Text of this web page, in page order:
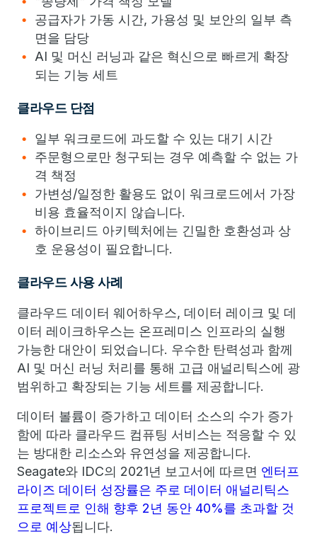
공급자가 가동 시간, 가용성 및 보안의 일부 측
면을 담당
AI 및 머신 러닝과 같은 혁신으로 빠르게 확장
되는 기능 세트
클라우드 단점
일부 워크로드에 과도할 수 있는 대기 시간
주문형으로만 청구되는 경우 예측할 수 없는 가
격 책정
가변성/일정한 활용도 없이 워크로드에서 가장
비용 효율적이지 않습니다.
하이브리드 아키텍처에는 긴밀한 호환성과 상
호 운용성이 필요합니다.
클라우드 사용 사례
클라우드 데이터 웨어하우스, 데이터 레이크 및 데
이터 레이크하우스는 온프레미스 인프라의 실행
가능한 대안이 되었습니다. 우수한 탄력성과 함께
AI 및 머신 러닝 처리를 통해 고급 애널리틱스에 광
범위하고 확장되는 기능 세트를 제공합니다.
데이터 볼륨이 증가하고 데이터 소스의 수가 증가
함에 따라 클라우드 컴퓨팅 서비스는 적응할 수 있
는 방대한 리소스와 유연성을 제공합니다.
Seagate와 IDC의 2021년 보고서에 따르면 엔터프
라이즈 데이터 성장률은 주로 데이터 애널리틱스
프로젝트로 인해 향후 2년 동안 40%를 초과할 것
으로 예상됩니다.